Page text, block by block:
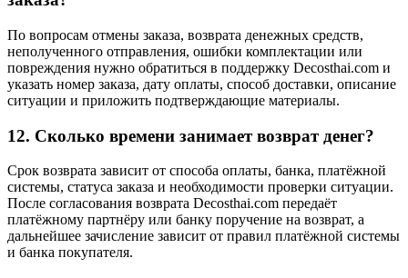
По вопросам отмены заказа, возврата денежных средств,
неполученного отправления, ошибки комплектации или
повреждения нужно обратиться в поддержку Decosthai.com и
указать номер заказа, дату оплаты, способ доставки, описание
ситуации и приложить подтверждающие материалы.
12. Сколько времени занимает возврат денег?
Срок возврата зависит от способа оплаты, банка, платёжной
системы, статуса заказа и необходимости проверки ситуации.
После согласования возврата Decosthai.com передаёт
платёжному партнёру или банку поручение на возврат, а
дальнейшее зачисление зависит от правил платёжной системы
и банка покупателя.